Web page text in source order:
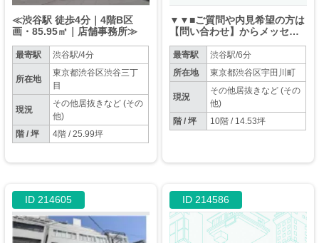
≪渋谷駅 徒歩4分｜4階B区
画・85.95㎡｜店舗事務所≫
最寄駅 渋谷駅/4分
所在地
東京都渋谷区渋谷三丁
目
現況
その他居抜きなど (その
他)
階 / 坪
4階 / 25.99坪
▼▼■ご質問や内見希望の方は
【問い合わせ】からメッセー
電話はお控えください。
最寄駅
渋谷駅/6分
所在地
東京都渋谷区宇田川町
現況
その他居抜きなど (その
他)
階 / 坪
10階 / 14.53坪
ID 214605 ID 214586